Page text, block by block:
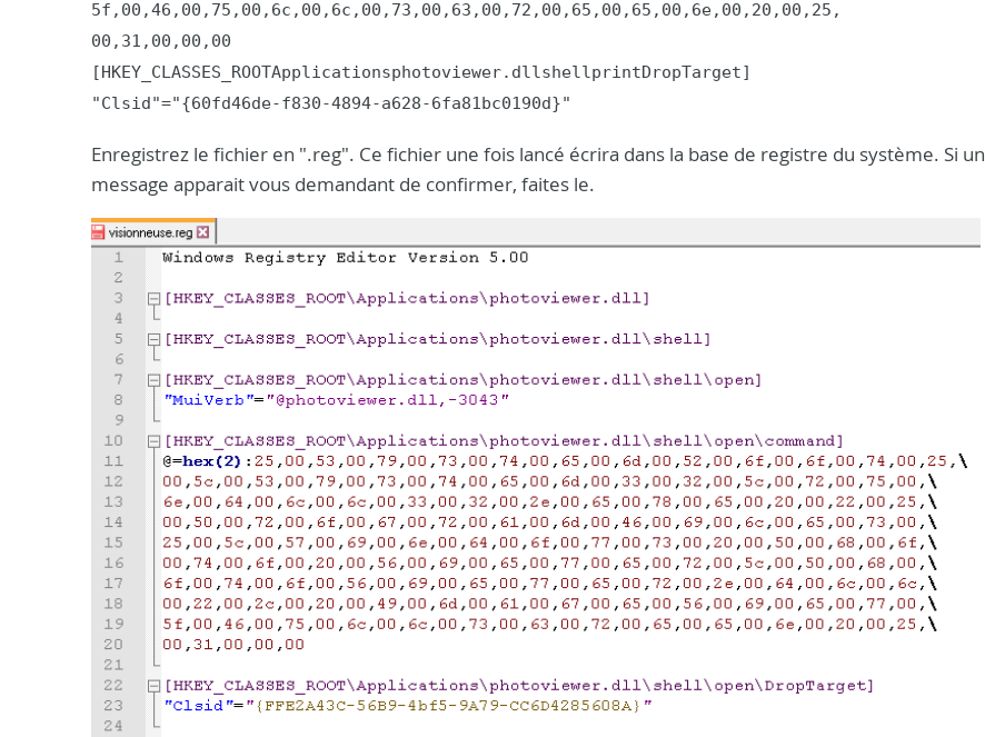
5f,00,46,00,75,00,6c,00,6c,00,73,00,63,00,72,00,65,00,65,00,6e,00,20,00,25,
00,31,00,00,00
[HKEY_CLASSES_ROOTApplicationsphotoviewer.dllshellprintDropTarget]
"Clsid"="{60fd46de-f830-4894-a628-6fa81bc0190d}"
Enregistrez le fichier en ".reg". Ce fichier une fois lancé écrira dans la base de registre du système. Si un
message apparait vous demandant de confirmer, faites le.